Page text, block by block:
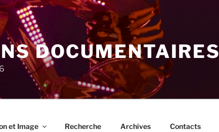
DOCUMENTAIRES
et Image Recherche Archives Contacts